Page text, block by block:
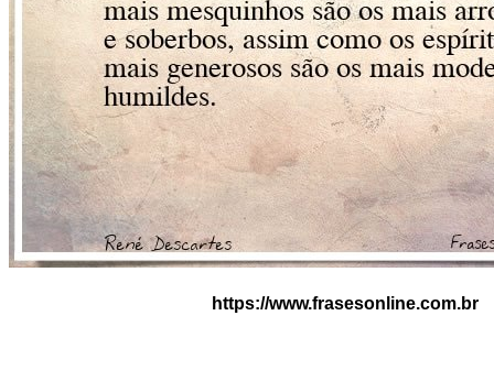
https://www.frasesonline.com.br